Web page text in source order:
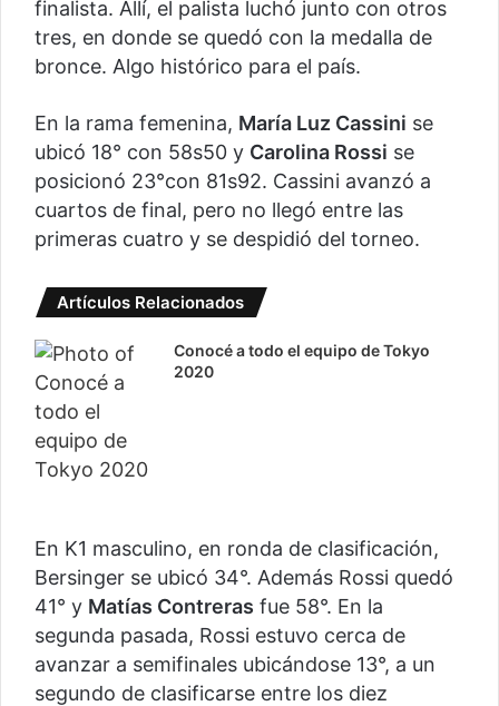
finalista. Allí, el palista luchó junto con otros
tres, en donde se quedó con la medalla de
bronce. Algo histórico para el país.
En la rama femenina, María Luz Cassini se
ubicó 18° con 58s50 y Carolina Rossi se
posicionó 23°con 81s92. Cassini avanzó a
cuartos de final, pero no llegó entre las
primeras cuatro y se despidió del torneo.
Artículos Relacionados
Conocé a todo el equipo de Tokyo
2020
En K1 masculino, en ronda de clasificación,
Bersinger se ubicó 34°. Además Rossi quedó
41° y Matías Contreras fue 58°. En la
segunda pasada, Rossi estuvo cerca de
avanzar a semifinales ubicándose 13°, a un
segundo de clasificarse entre los diez